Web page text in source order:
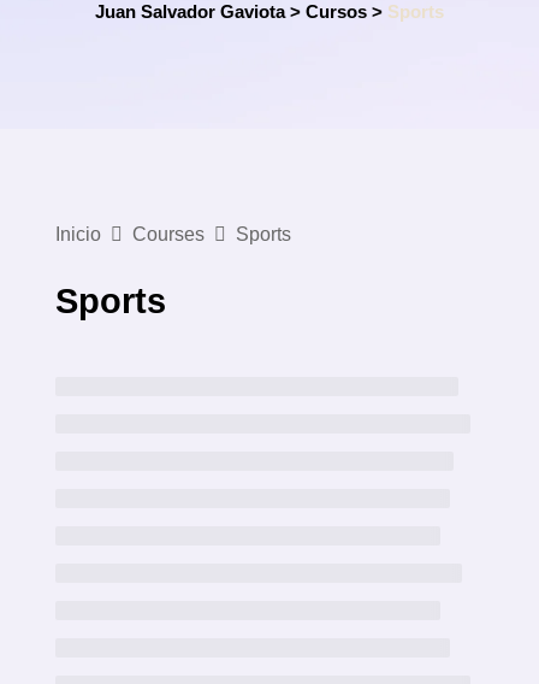
Juan Salvador Gaviota> Cursos > Sports
Inicio Courses Sports
Sports